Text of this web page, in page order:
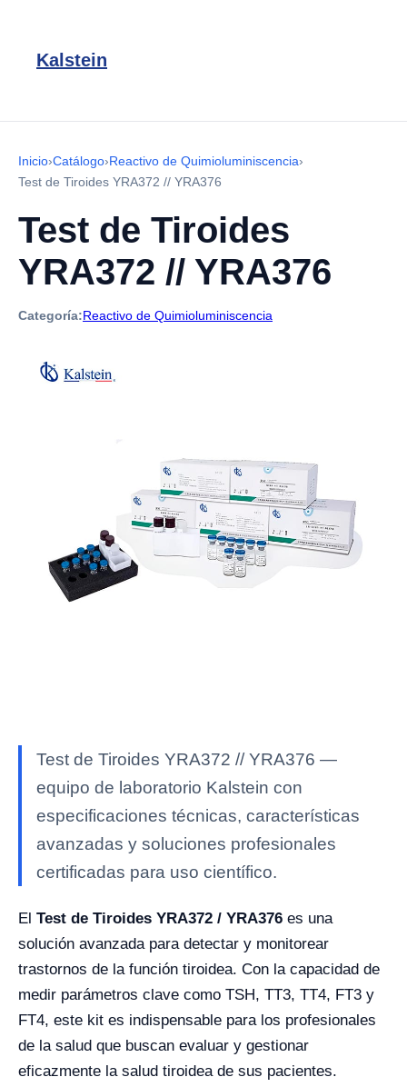
Kalstein
Inicio›Catálogo›Reactivo de Quimioluminiscencia›
Test de Tiroides YRA372 // YRA376
Test de Tiroides
YRA372 // YRA376
Categoría:Reactivo de Quimioluminiscencia
Test de Tiroides YRA372 // YRA376 —
equipo de laboratorio Kalstein con
especificaciones técnicas, características
avanzadas y soluciones profesionales
certificadas para uso científico.
El Test de Tiroides YRA372 / YRA376 es una
solución avanzada para detectar y monitorear
trastornos de la función tiroidea. Con la capacidad de
medir parámetros clave como TSH, TT3, TT4, FT3 y
FT4, este kit es indispensable para los profesionales
de la salud que buscan evaluar y gestionar
eficazmente la salud tiroidea de sus pacientes.